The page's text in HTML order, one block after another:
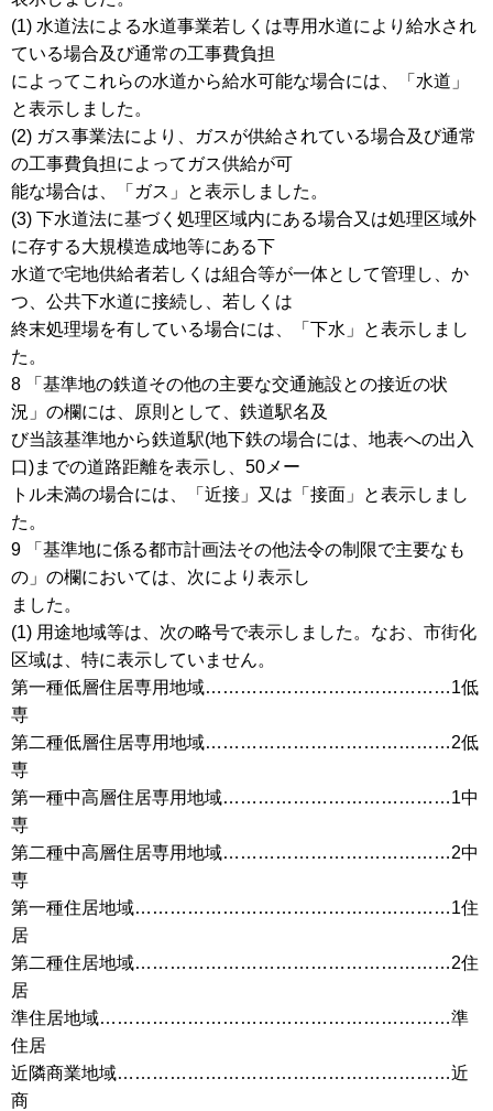
(1) 水道法による水道事業若しくは専用水道により給水され
ている場合及び通常の工事費負担
によってこれらの水道から給水可能な場合には、「水道」
と表示しました。
(2) ガス事業法により、ガスが供給されている場合及び通常
の工事費負担によってガス供給が可
能な場合は、「ガス」と表示しました。
(3) 下水道法に基づく処理区域内にある場合又は処理区域外
に存する大規模造成地等にある下
水道で宅地供給者若しくは組合等が一体として管理し、か
つ、公共下水道に接続し、若しくは
終末処理場を有している場合には、「下水」と表示しまし
た。
8 「基準地の鉄道その他の主要な交通施設との接近の状
況」の欄には、原則として、鉄道駅名及
び当該基準地から鉄道駅(地下鉄の場合には、地表への出入
口)までの道路距離を表示し、50メー
トル未満の場合には、「近接」又は「接面」と表示しまし
た。
9 「基準地に係る都市計画法その他法令の制限で主要なも
の」の欄においては、次により表示し
ました。
(1) 用途地域等は、次の略号で表示しました。なお、市街化
区域は、特に表示していません。
第一種低層住居専用地域……………………………………1低
専
第二種低層住居専用地域……………………………………2低
専
第一種中高層住居専用地域…………………………………1中
専
第二種中高層住居専用地域…………………………………2中
専
第一種住居地域………………………………………………1住
居
第二種住居地域………………………………………………2住
居
準住居地域……………………………………………………準
住居
近隣商業地域…………………………………………………近
商